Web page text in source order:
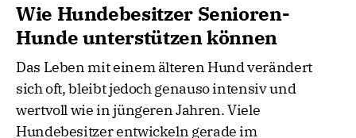
Wie Hundebesitzer Senioren-
Hunde unterstützen können
Das Leben mit einem älteren Hund verändert
sich oft, bleibt jedoch genauso intensiv und
wertvoll wie in jüngeren Jahren. Viele
Hundebesitzer entwickeln gerade im